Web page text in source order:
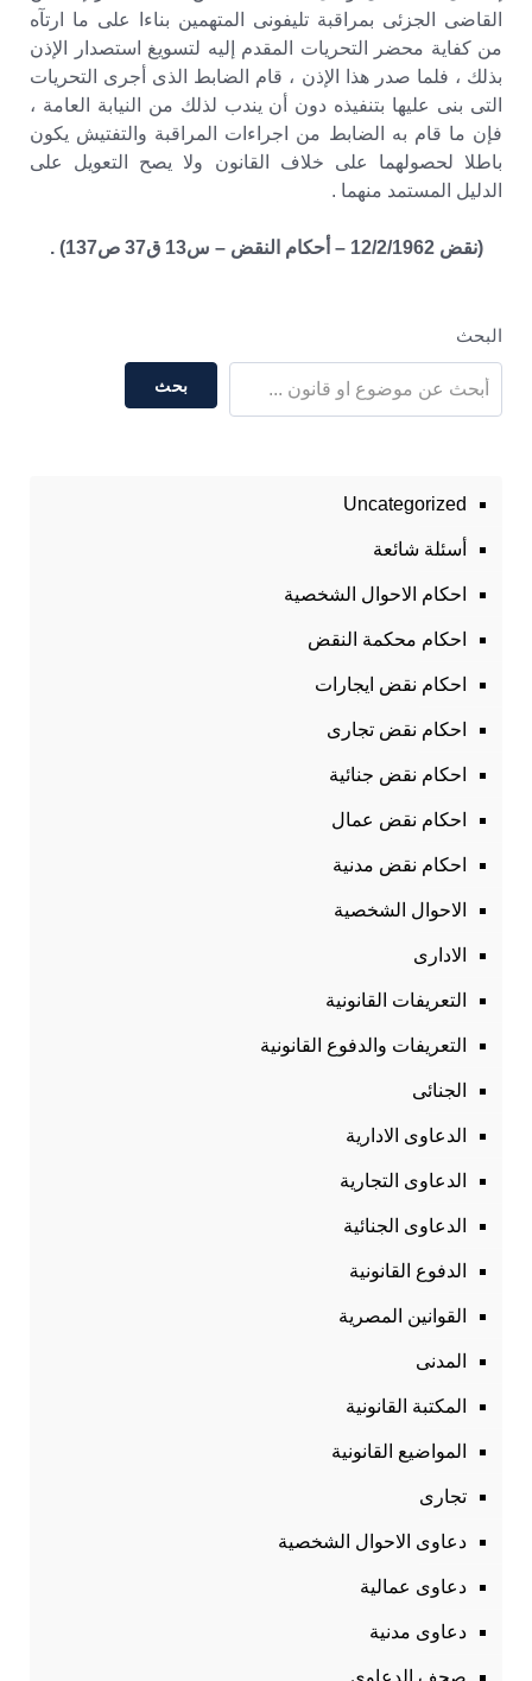
القاضى الجزئى بمراقبة تليفونى المتهمين بناءا على ما ارتآه
من كفاية محضر التحريات المقدم إليه لتسويغ استصدار الإذن
بذلك ، فلما صدر هذا الإذن ، قام الضابط الذى أجرى التحريات
التى بنى عليها بتنفيذه دون أن يندب لذلك من النيابة العامة ،
فإن ما قام به الضابط من اجراءات المراقبة والتفتيش يكون
باطلا لحصولهما على خلاف القانون ولا يصح التعويل على
الدليل المستمد منهما .
(نقض 12/2/1962 – أحكام النقض – س13 ق37 ص137) .
البحث
بحث
Uncategorized
أسئلة شائعة
احكام الاحوال الشخصية
احكام محكمة النقض
احكام نقض ايجارات
احكام نقض تجارى
احكام نقض جنائية
احكام نقض عمال
احكام نقض مدنية
الاحوال الشخصية
الادارى
التعريفات القانونية
التعريفات والدفوع القانونية
الجنائى
الدعاوى الادارية
الدعاوى التجارية
الدعاوى الجنائية
الدفوع القانونية
القوانين المصرية
المدنى
المكتبة القانونية
المواضيع القانونية
تجارى
دعاوى الاحوال الشخصية
دعاوى عمالية
دعاوى مدنية
صحف الدعاوى